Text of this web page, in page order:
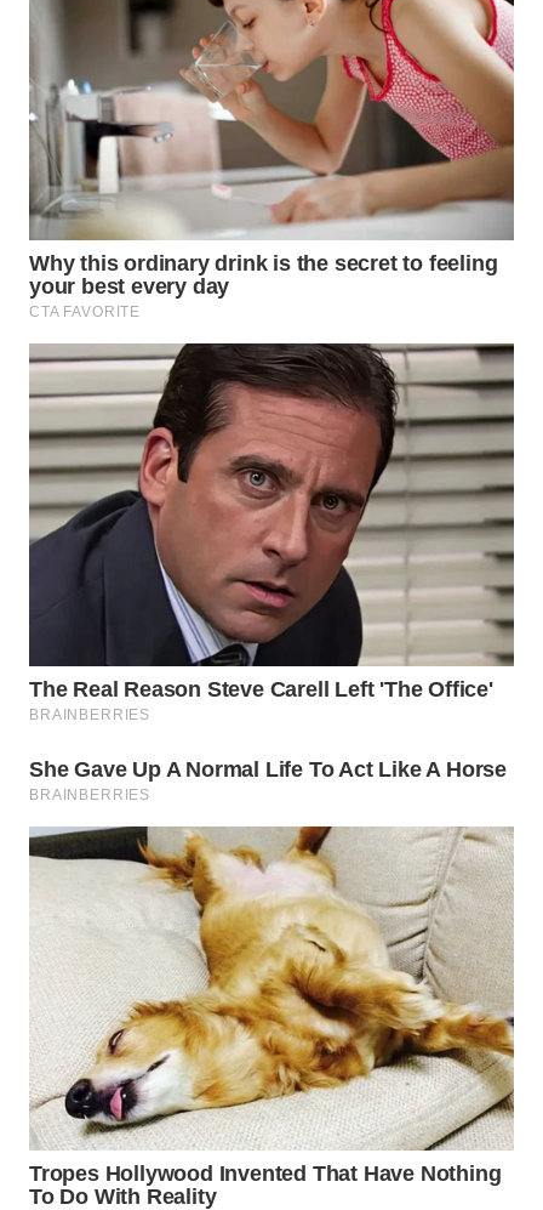
WN
SUMEDANG
WN
CIANJUR
WN
KEPULAUAN
SERIBU
WN
TANGERANG
WN
BINJAI
INDRAMAYU
WN
KUNINGAN
WN
MAJALENGKA
WN
SUBANG
WN
SUKABUMI
WN
PURWAKARTA